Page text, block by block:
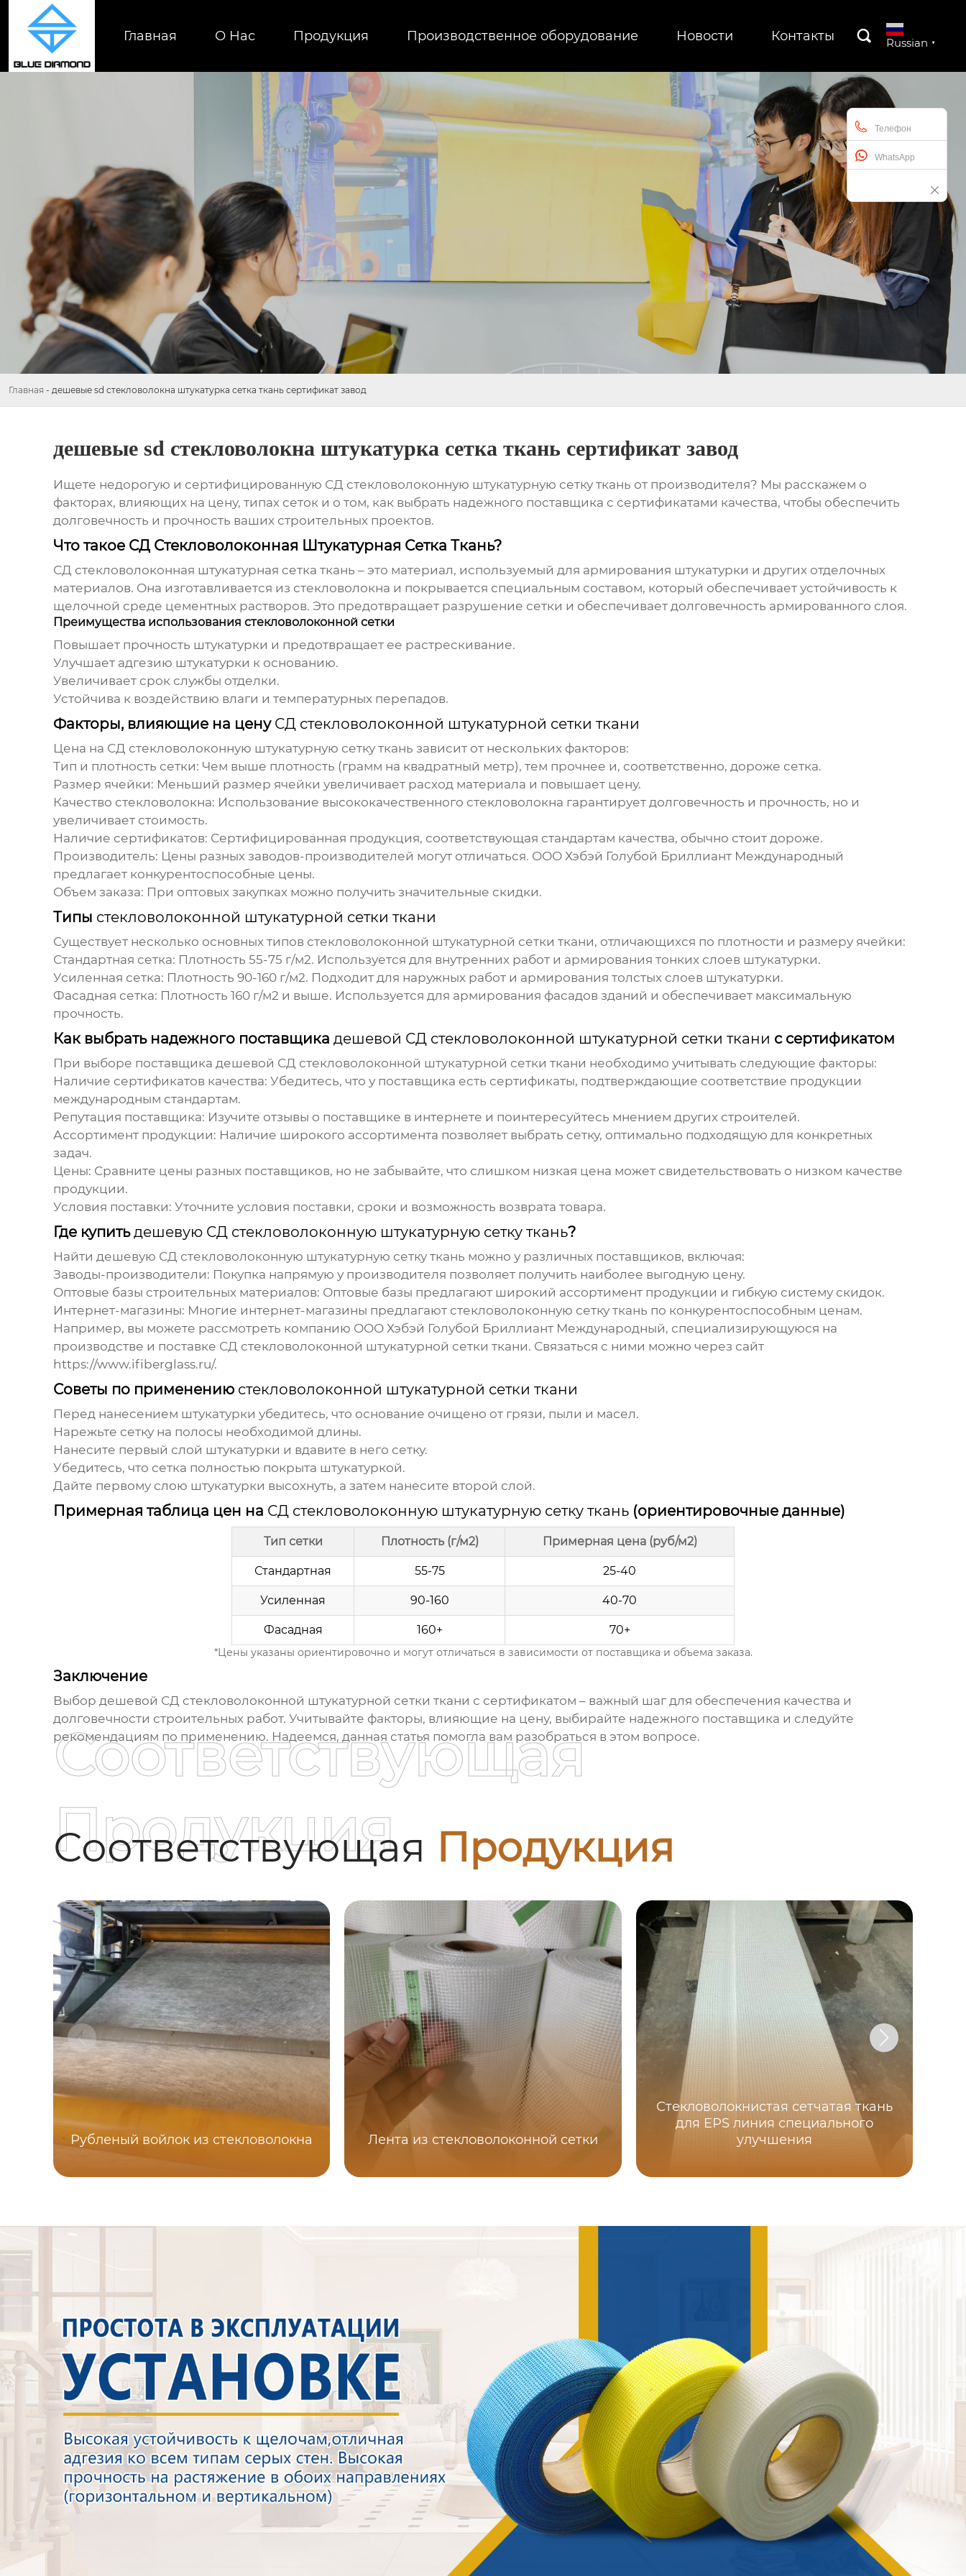
Главная О Нас Продукция Производственное оборудование Новости Контакты  Russian ▼
Телефон
WhatsApp
Главная - дешевые sd стекловолокна штукатурка сетка ткань сертификат завод
дешевые sd стекловолокна штукатурка сетка ткань сертификат завод
Ищете недорогую и сертифицированную СД стекловолоконную штукатурную сетку ткань от производителя? Мы расскажем о
факторах, влияющих на цену, типах сеток и о том, как выбрать надежного поставщика с сертификатами качества, чтобы обеспечить
долговечность и прочность ваших строительных проектов.
Что такое СД Стекловолоконная Штукатурная Сетка Ткань?
СД стекловолоконная штукатурная сетка ткань – это материал, используемый для армирования штукатурки и других отделочных
материалов. Она изготавливается из стекловолокна и покрывается специальным составом, который обеспечивает устойчивость к
щелочной среде цементных растворов. Это предотвращает разрушение сетки и обеспечивает долговечность армированного слоя.
Преимущества использования стекловолоконной сетки
Повышает прочность штукатурки и предотвращает ее растрескивание.
Улучшает адгезию штукатурки к основанию.
Увеличивает срок службы отделки.
Устойчива к воздействию влаги и температурных перепадов.
Факторы, влияющие на цену СД стекловолоконной штукатурной сетки ткани
Цена на СД стекловолоконную штукатурную сетку ткань зависит от нескольких факторов:
Тип и плотность сетки: Чем выше плотность (грамм на квадратный метр), тем прочнее и, соответственно, дороже сетка.
Размер ячейки: Меньший размер ячейки увеличивает расход материала и повышает цену.
Качество стекловолокна: Использование высококачественного стекловолокна гарантирует долговечность и прочность, но и
увеличивает стоимость.
Наличие сертификатов: Сертифицированная продукция, соответствующая стандартам качества, обычно стоит дороже.
Производитель: Цены разных заводов-производителей могут отличаться. ООО Хэбэй Голубой Бриллиант Международный
предлагает конкурентоспособные цены.
Объем заказа: При оптовых закупках можно получить значительные скидки.
Типы стекловолоконной штукатурной сетки ткани
Существует несколько основных типов стекловолоконной штукатурной сетки ткани, отличающихся по плотности и размеру ячейки:
Стандартная сетка: Плотность 55-75 г/м2. Используется для внутренних работ и армирования тонких слоев штукатурки.
Усиленная сетка: Плотность 90-160 г/м2. Подходит для наружных работ и армирования толстых слоев штукатурки.
Фасадная сетка: Плотность 160 г/м2 и выше. Используется для армирования фасадов зданий и обеспечивает максимальную
прочность.
Как выбрать надежного поставщика дешевой СД стекловолоконной штукатурной сетки ткани с сертификатом
При выборе поставщика дешевой СД стекловолоконной штукатурной сетки ткани необходимо учитывать следующие факторы:
Наличие сертификатов качества: Убедитесь, что у поставщика есть сертификаты, подтверждающие соответствие продукции
международным стандартам.
Репутация поставщика: Изучите отзывы о поставщике в интернете и поинтересуйтесь мнением других строителей.
Ассортимент продукции: Наличие широкого ассортимента позволяет выбрать сетку, оптимально подходящую для конкретных
задач.
Цены: Сравните цены разных поставщиков, но не забывайте, что слишком низкая цена может свидетельствовать о низком качестве
продукции.
Условия поставки: Уточните условия поставки, сроки и возможность возврата товара.
Где купитьдешевую СД стекловолоконную штукатурную сетку ткань?
Найти дешевую СД стекловолоконную штукатурную сетку ткань можно у различных поставщиков, включая:
Заводы-производители: Покупка напрямую у производителя позволяет получить наиболее выгодную цену.
Оптовые базы строительных материалов: Оптовые базы предлагают широкий ассортимент продукции и гибкую систему скидок.
Интернет-магазины: Многие интернет-магазины предлагают стекловолоконную сетку ткань по конкурентоспособным ценам.
Например, вы можете рассмотреть компанию ООО Хэбэй Голубой Бриллиант Международный, специализирующуюся на
производстве и поставке СД стекловолоконной штукатурной сетки ткани. Связаться с ними можно через сайт
https://www.ifiberglass.ru/.
Советы по применению стекловолоконной штукатурной сетки ткани
Перед нанесением штукатурки убедитесь, что основание очищено от грязи, пыли и масел.
Нарежьте сетку на полосы необходимой длины.
Нанесите первый слой штукатурки и вдавите в него сетку.
Убедитесь, что сетка полностью покрыта штукатуркой.
Дайте первому слою штукатурки высохнуть, а затем нанесите второй слой.
Примерная таблица цен на СД стекловолоконную штукатурную сетку ткань(ориентировочные данные)
Тип сетки Плотность (г/м2) Примерная цена (руб/м2)
Стандартная 55-75 25-40
Усиленная 90-160 40-70
Фасадная 160+ 70+
*Цены указаны ориентировочно и могут отличаться в зависимости от поставщика и объема заказа.
Заключение
Выбор дешевой СД стекловолоконной штукатурной сетки ткани с сертификатом – важный шаг для обеспечения качества и
долговечности строительных работ. Учитывайте факторы, влияющие на цену, выбирайте надежного поставщика и следуйте
рекомендациям по применению. Надеемся, данная статья помогла вам разобраться в этом вопросе.
Соответствующая Продукция
Соответствующая
Продукция
Рубленый войлок из стекловолокна Лента из стекловолоконной сетки
Стекловолокнистая сетчатая ткань
для EPS линия специального
улучшения